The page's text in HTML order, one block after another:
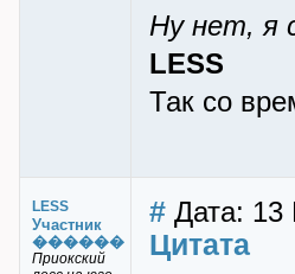
Ну нет, я
LESS
Так со
LESS
Участник
������
Приокский
# Дата: 13
Цитата